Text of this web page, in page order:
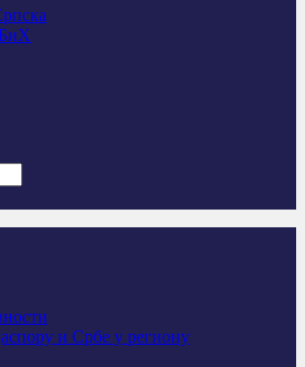
и Србе у региону